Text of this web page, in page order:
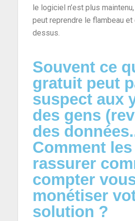
le logiciel n’est plus maintenu,
peut reprendre le flambeau
dessus.
Souvent ce
gratuit peut
suspect aux
des gens
des
Comment les
rassurer
compter
monétiser
solution ?